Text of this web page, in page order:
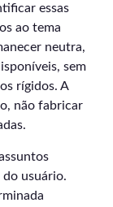
essas
ao tema
neutra,
sem
rígidos. A
não fabricar
usuário.